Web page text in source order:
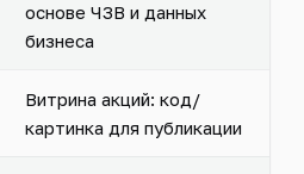
основе ЧЗВ и данных
бизнеса
Витрина акций: код/
картинка для публикации